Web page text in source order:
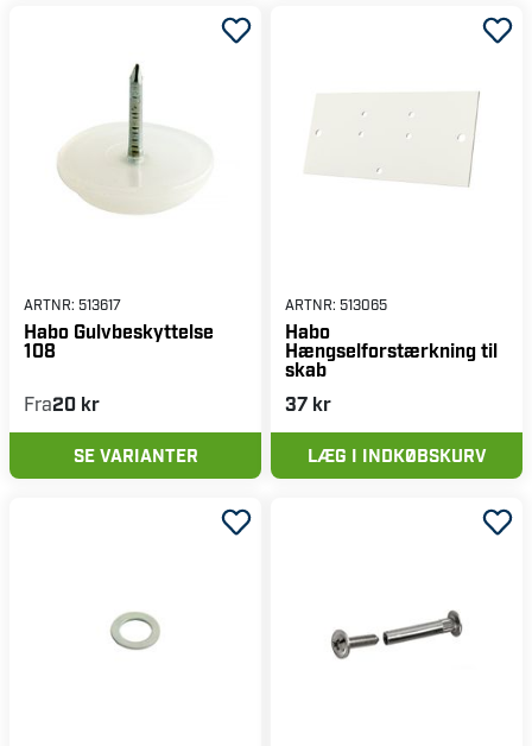
ARTNR: 513617
Habo Gulvbeskyttelse
108
Fra20 kr
SE VARIANTER
ARTNR: 513065
Habo
Hængselforstærkning til
skab
37 kr
LÆG I INDKØBSKURV